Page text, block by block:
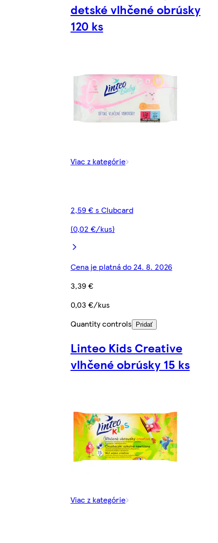
detské vlhčené obrúsky
120 ks
Viac z kategórie
2,59 € s Clubcard
(0,02 €/kus)
Cena je platná do 24. 8. 2026
3,39 €
0,03 €/kus
Quantity controls
Pridať
Linteo Kids Creative
vlhčené obrúsky 15 ks
Viac z kategórie